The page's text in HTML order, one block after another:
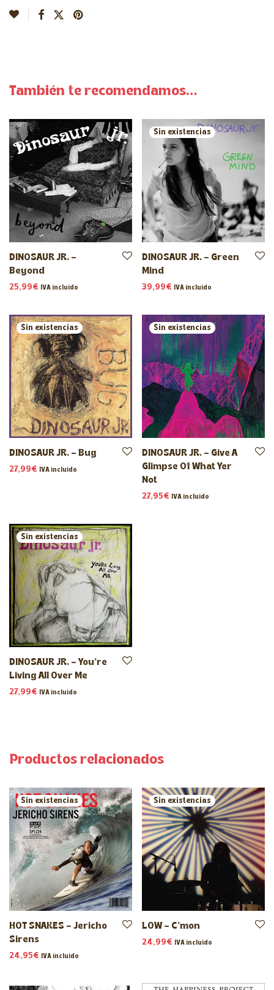
También te recomendamos…
DINOSAUR JR. –
Beyond
25,99€ IVA incluido
DINOSAUR JR. – Green
Mind
39,99€ IVA incluido
DINOSAUR JR. – Bug
27,99€ IVA incluido
DINOSAUR JR. – Give A
Glimpse Of What Yer
Not
27,95€ IVA incluido
DINOSAUR JR. – You’re
Living All Over Me
27,99€ IVA incluido
Productos relacionados
HOT SNAKES – Jericho
Sirens
24,95€ IVA incluido
LOW – C’mon
24,99€ IVA incluido